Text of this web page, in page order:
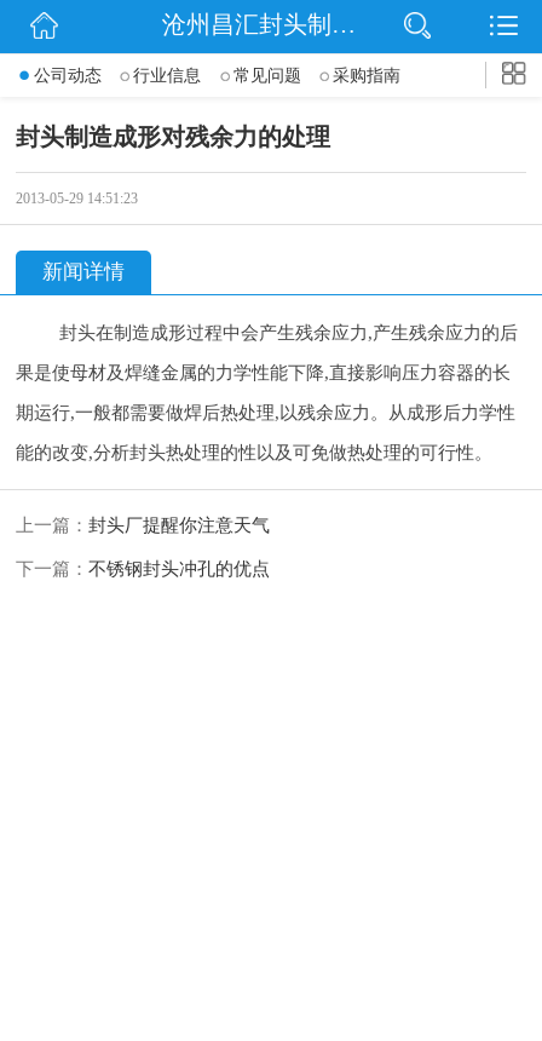
网站首页
沧州昌汇封头制造有限公司
公司动态 行业信息 常见问题 采购指南
封头制造成形对残余力的处理
2013-05-29 14:51:23
新闻详情
封头在制造成形过程中会产生残余应力,产生残余应力的后
果是使母材及焊缝金属的力学性能下降,直接影响压力容器的长
期运行,一般都需要做焊后热处理,以残余应力。从成形后力学性
能的改变,分析封头热处理的性以及可免做热处理的可行性。
上一篇：封头厂提醒你注意天气
下一篇：不锈钢封头冲孔的优点